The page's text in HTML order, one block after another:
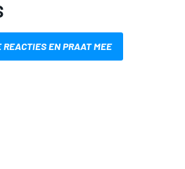
EN PRAAT MEE